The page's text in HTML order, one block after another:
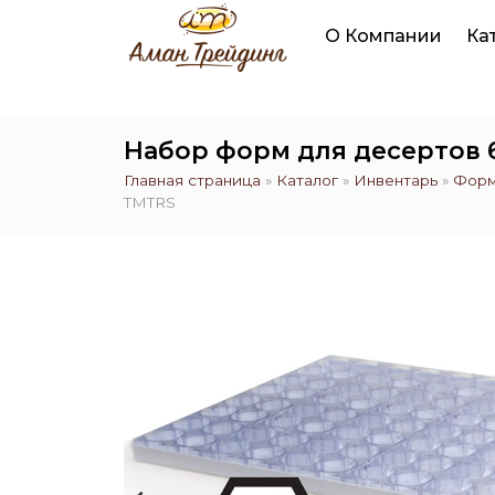
О Компании
Набор форм для десертов
Главная страница » Каталог » Инвентарь »
TMTRS